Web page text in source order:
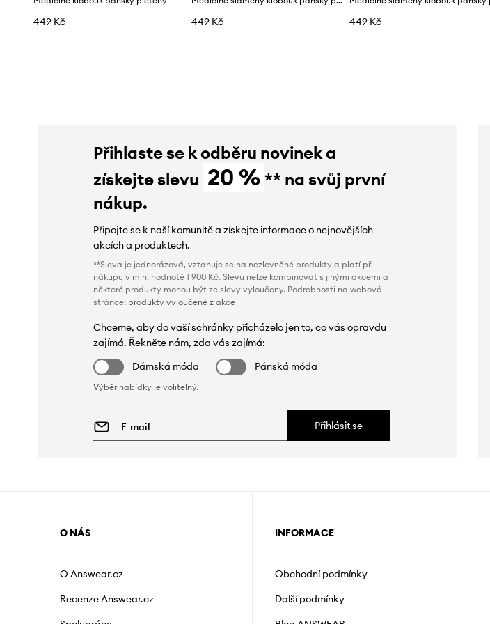
449 Kč 449 Kč 449 Kč
Přihlaste se k odběru novinek a
získejte slevu 20 % ** na svůj první
nákup.
Připojte se k naší komunitě a získejte informace o nejnovějších
akcích a produktech.
**Sleva je jednorázová, vztahuje se na nezlevněné produkty a platí při
nákupu v min. hodnotě 1 900 Kč. Slevu nelze kombinovat s jinými akcemi a
některé produkty mohou být ze slevy vyloučeny. Podrobnosti na webové
stránce: produkty vyloučené z akce
Chceme, aby do vaší schránky přicházelo jen to, co vás opravdu
zajímá. Řekněte nám, zda vás zajímá:
Dámská móda
Pánská móda
Výběr nabídky je volitelný.
Přihlásit se
O NÁS
O Answear.cz
Recenze Answear.cz
INFORMACE
Obchodní podmínky
Další podmínky